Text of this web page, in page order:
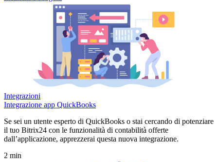
Integrazioni
Integrazione app QuickBooks
Se sei un utente esperto di QuickBooks o stai cercando di potenziare
il tuo Bitrix24 con le funzionalità di contabilità offerte
dall’applicazione, apprezzerai questa nuova integrazione.
2 min